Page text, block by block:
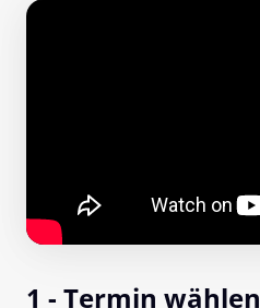
1 - Termin wählen